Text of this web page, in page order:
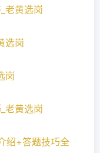
老黄选岗
选岗
岗
老黄选岗
绍+答题技巧全